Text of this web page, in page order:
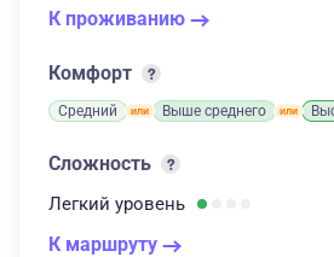
К проживанию
Комфорт
Средний Выше среднего
Сложность
Легкий уровень
К маршруту